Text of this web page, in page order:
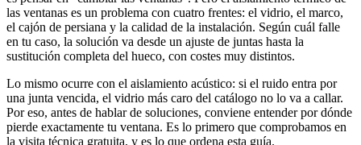
las ventanas es un problema con cuatro frentes: el vidrio, el marco,
el cajón de persiana y la calidad de la instalación. Según cuál falle
en tu caso, la solución va desde un ajuste de juntas hasta la
sustitución completa del hueco, con costes muy distintos.
Lo mismo ocurre con el aislamiento acústico: si el ruido entra por
una junta vencida, el vidrio más caro del catálogo no lo va a callar.
Por eso, antes de hablar de soluciones, conviene entender por dónde
pierde exactamente tu ventana. Es lo primero que comprobamos en
la visita técnica gratuita, y es lo que ordena esta guía.